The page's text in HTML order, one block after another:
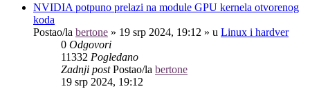
NVIDIA potpuno prelazi na module GPU kernela otvorenog
koda
Postao/la bertone » 19 srp 2024, 19:12 » u Linux i hardver
0 Odgovori
11332 Pogledano
Zadnji postPostao/la bertone
19 srp 2024, 19:12